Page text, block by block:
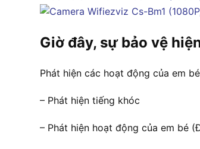
Giờ đây, sự bảo vệ
Phát hiện các hoạt động của em
– Phát hiện tiếng khóc
– Phát hiện hoạt động của em bé